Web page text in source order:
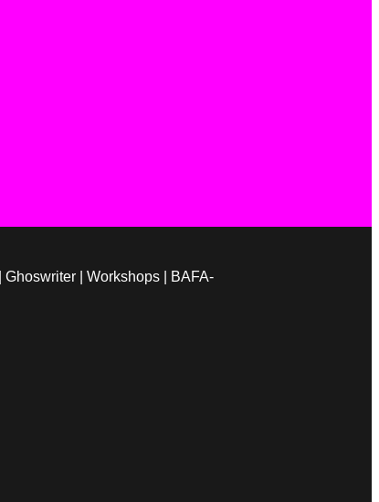
Ghoswriter | Workshops | BAFA-